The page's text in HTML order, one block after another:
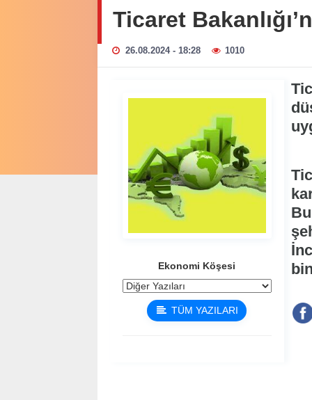
Ticaret
26.08.2024 - 18:28 1010
Ekonomi Köşesi
TÜM YAZILARI